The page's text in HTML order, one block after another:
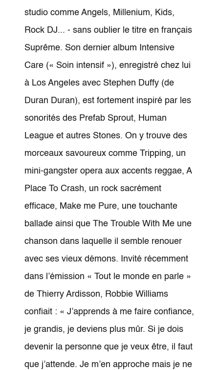
studio comme Angels, Millenium, Kids,
Rock DJ... - sans oublier le titre en français
Suprême. Son dernier album Intensive
Care (« Soin intensif »), enregistré chez lui
à Los Angeles avec Stephen Duffy (de
Duran Duran), est fortement inspiré par les
sonorités des Prefab Sprout, Human
League et autres Stones. On y trouve des
morceaux savoureux comme Tripping, un
mini-gangster opera aux accents reggae, A
Place To Crash, un rock sacrément
efficace, Make me Pure, une touchante
ballade ainsi que The Trouble With Me une
chanson dans laquelle il semble renouer
avec ses vieux démons. Invité récemment
dans l’émission « Tout le monde en parle »
de Thierry Ardisson, Robbie Williams
confiait : « J’apprends à me faire confiance,
je grandis, je deviens plus mûr. Si je dois
devenir la personne que je veux être, il faut
que j’attende. Je m’en approche mais je ne